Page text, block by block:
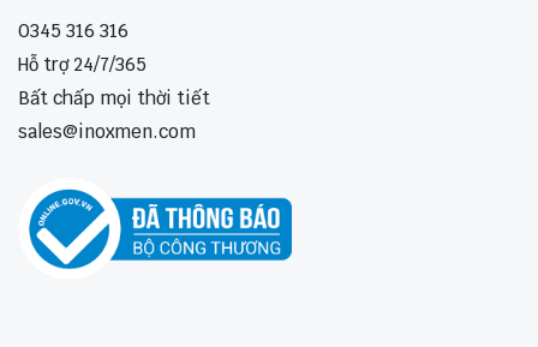
0345 316 316
Hỗ trợ 24/7/365
Bất chấp mọi thời tiết
sales@inoxmen.com